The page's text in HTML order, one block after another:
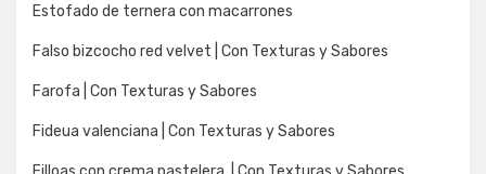
Estofado de ternera con macarrones
Falso bizcocho red velvet | Con Texturas y Sabores
Farofa | Con Texturas y Sabores
Fideua valenciana | Con Texturas y Sabores